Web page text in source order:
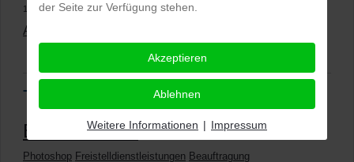
11.01.2026)
Alle Rezensionen ansehen
Tags
Erreichbarkeit Details Urheberrecht Verflüssigen mit
Photoshop Freistelldienstleistungen Beauftragung
der Seite zur Verfügung stehen.
Akzeptieren
Ablehnen
Weitere Informationen | Impressum